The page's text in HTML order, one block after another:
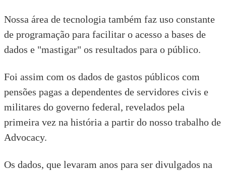
Nossa área de tecnologia também faz uso constante
de programação para facilitar o acesso a bases de
dados e "mastigar" os resultados para o público.
Foi assim com os dados de gastos públicos com
pensões pagas a dependentes de servidores civis e
militares do governo federal, revelados pela
primeira vez na história a partir do nosso trabalho de
Advocacy.
Os dados, que levaram anos para ser divulgados na